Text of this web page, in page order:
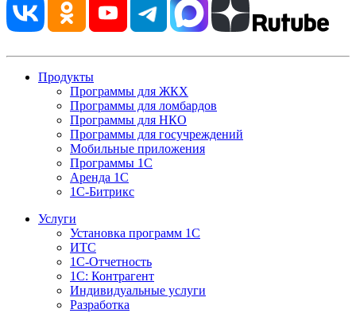
Продукты
Программы для ЖКХ
Программы для ломбардов
Программы для НКО
Программы для госучреждений
Мобильные приложения
Программы 1С
Аренда 1С
1С-Битрикс
Услуги
Установка программ 1С
ИТС
1С-Отчетность
1С: Контрагент
Индивидуальные услуги
Разработка